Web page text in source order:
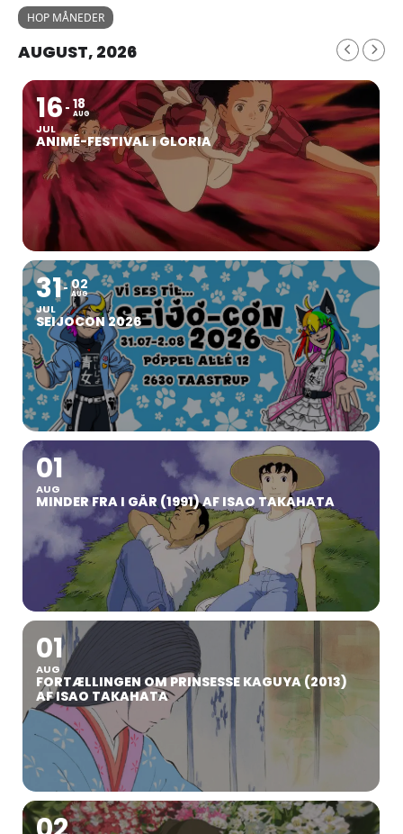
HOP MÅNEDER
AUGUST, 2026
16
JUL
18
AUG
ANIMÉ-FESTIVAL I GLORIA
31
JUL
02
AUG
SEIJOCON 2026
01
AUG
MINDER FRA I GÅR (1991) AF ISAO TAKAHATA
01
AUG
FORTÆLLINGEN OM PRINSESSE KAGUYA (2013)
AF ISAO TAKAHATA